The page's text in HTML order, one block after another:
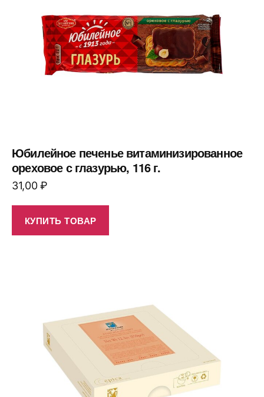
Юбилейное печенье витаминизированное
ореховое с глазурью, 116 г.
31,00₽
КУПИТЬ ТОВАР